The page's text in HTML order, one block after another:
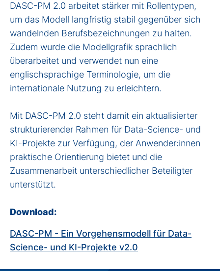
DASC-PM 2.0 arbeitet stärker mit Rollentypen,
um das Modell langfristig stabil gegenüber sich
wandelnden Berufsbezeichnungen zu halten.
Zudem wurde die Modellgrafik sprachlich
überarbeitet und verwendet nun eine
englischsprachige Terminologie, um die
internationale Nutzung zu erleichtern.
Mit DASC-PM 2.0 steht damit ein aktualisierter
strukturierender Rahmen für Data-Science- und
KI-Projekte zur Verfügung, der Anwender:innen
praktische Orientierung bietet und die
Zusammenarbeit unterschiedlicher Beteiligter
unterstützt.
Download:
DASC-PM - Ein Vorgehensmodell für Data-
Science- und KI-Projekte v2.0